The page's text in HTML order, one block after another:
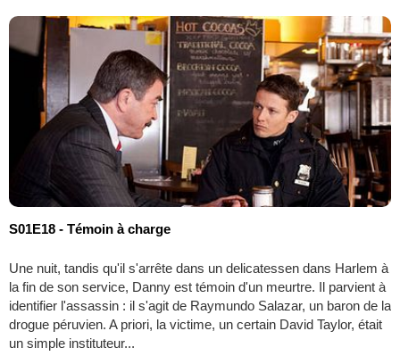
S01E18 - Témoin à charge
Une nuit, tandis qu'il s'arrête dans un delicatessen dans Harlem à
la fin de son service, Danny est témoin d'un meurtre. Il parvient à
identifier l'assassin : il s'agit de Raymundo Salazar, un baron de la
drogue péruvien. A priori, la victime, un certain David Taylor, était
un simple instituteur...